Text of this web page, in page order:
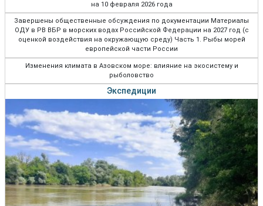
на 10 февраля 2026 года
Завершены общественные обсуждения по документации Материалы
ОДУ в РВ ВБР в морских водах Российской Федерации на 2027 год (с
оценкой воздействия на окружающую среду) Часть 1. Рыбы морей
европейской части России
Изменения климата в Азовском море: влияние на экосистему и
рыболовство
Экспедиции